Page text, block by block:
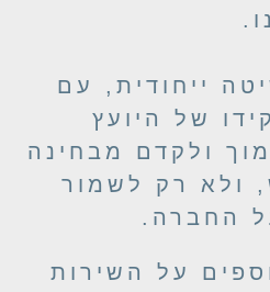
ייחודית, עם
של היועץ
ולקדם מבחינה
רק לשמור
החברה.
על השירות